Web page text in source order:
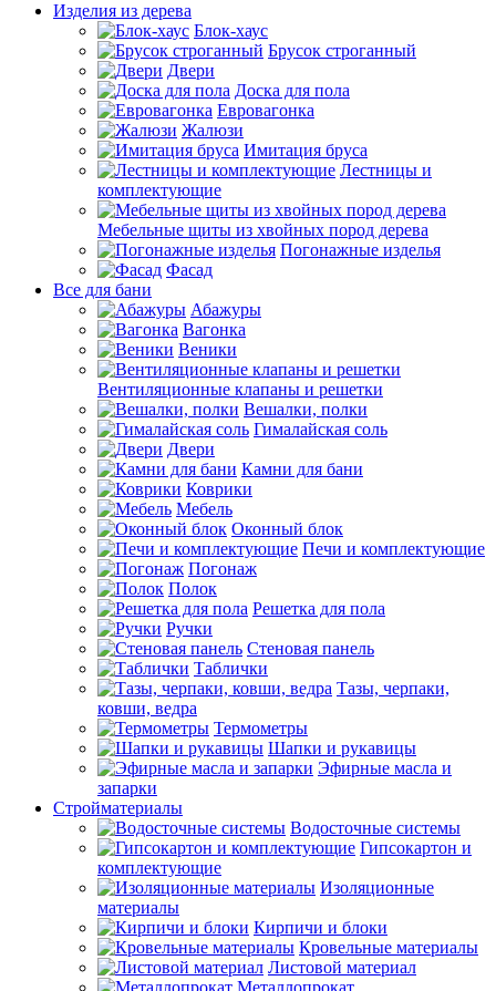
Изделия из дерева
Блок-хаус
Брусок строганный
Двери
Доска для пола
Евровагонка
Жалюзи
Имитация бруса
Лестницы и
комплектующие
Мебельные щиты из хвойных пород дерева
Погонажные изделья
Фасад
Все для бани
Абажуры
Вагонка
Веники
Вентиляционные клапаны и решетки
Вешалки, полки
Гималайская соль
Двери
Камни для бани
Коврики
Мебель
Оконный блок
Печи и комплектующие
Погонаж
Полок
Решетка для пола
Ручки
Стеновая панель
Таблички
Тазы, черпаки,
ковши, ведра
Термометры
Шапки и рукавицы
Эфирные масла и
запарки
Стройматериалы
Водосточные системы
Гипсокартон и
комплектующие
Изоляционные
материалы
Кирпичи и блоки
Кровельные материалы
Листовой материал
Металлопрокат